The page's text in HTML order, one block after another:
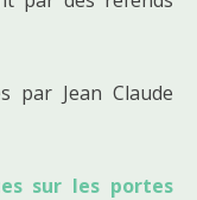
par Jean Claude
sur les portes